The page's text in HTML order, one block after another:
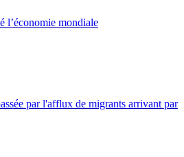
l’économie mondiale
par l'afflux de migrants arrivant par